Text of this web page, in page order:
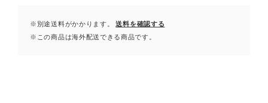
※別途送料がかかります。
送料を確認する
※この商品は海外配送できる商品です。